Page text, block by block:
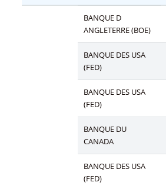
BANQUE D
ANGLETERRE (BOE)
BANQUE DES USA
(FED)
BANQUE DES USA
(FED)
BANQUE DU
CANADA
BANQUE DES USA
(FED)